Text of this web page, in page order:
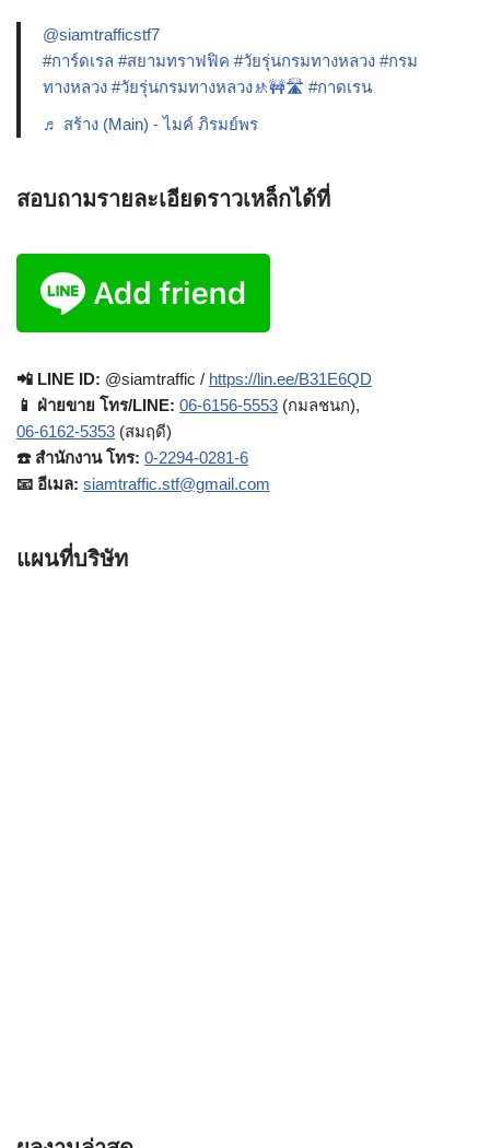
@siamtrafficstf7
#การ์ดเรล #สยามทราฟฟิค #วัยรุ่นกรมทางหลวง #กรม
ทางหลวง #วัยรุ่นกรมทางหลวง🚸🚧🛣️ #กาดเรน
♬ สร้าง (Main) - ไมค์ ภิรมย์พร
สอบถามรายละเอียดราวเหล็กได้ที่
📲 LINE ID: @siamtraffic / https://lin.ee/B31E6QD
📱 ฝ่ายขาย โทร/LINE: 06-6156-5553 (กมลชนก),
06-6162-5353 (สมฤดี)
☎️ สำนักงาน โทร: 0-2294-0281-6
📧 อีเมล: siamtraffic.stf@gmail.com
แผนที่บริษัท